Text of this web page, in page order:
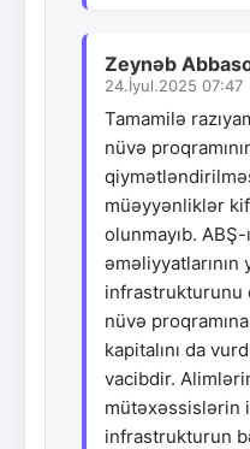
Zeynəb
24.İyul.2025 07:47
Tamamilə
nüvə
müəyyənliklər
olunmayıb. ABŞ-
əməliyyatlarının
infrastrukturunu
nüvə
kapitalını da
vacibdir.
mütəxəssislərin
infrastrukturun